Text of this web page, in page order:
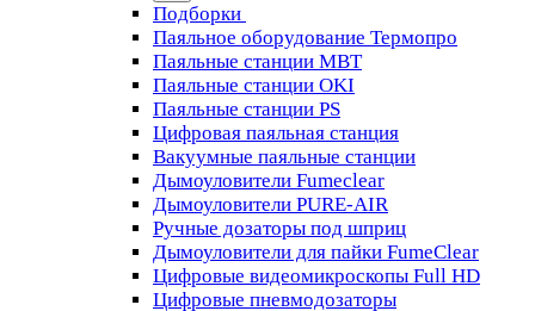
Подборки
Паяльное оборудование Термопро
Паяльные станции MBT
Паяльные станции OKI
Паяльные станции PS
Цифровая паяльная станция
Вакуумные паяльные станции
Дымоуловители Fumeclear
Дымоуловители PURE-AIR
Ручные дозаторы под шприц
Дымоуловители для пайки FumeClear
Цифровые видеомикроскопы Full HD
Цифровые пневмодозаторы